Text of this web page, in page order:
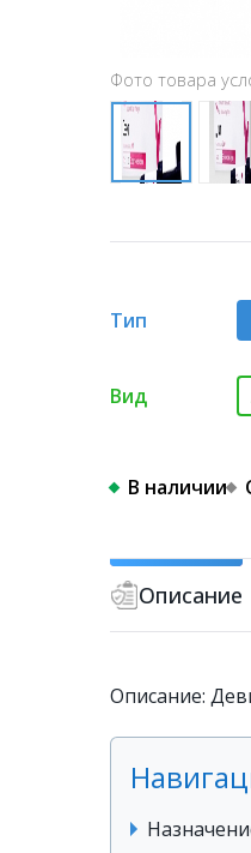
Фото товара
Тип
Вид
В наличии
Описание
Описание: